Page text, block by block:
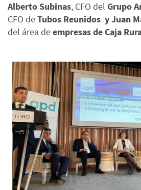
Alberto Subinas, CFO del Grupo
CFO deTubos Reunidos y Juan
del área deempresas de Caja